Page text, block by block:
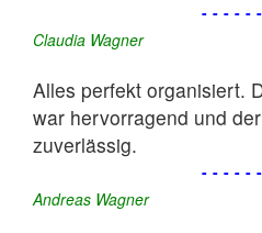
Claudia Wagner
Alles perfekt organisiert.
war hervorragend und
zuverlässig.
Andreas Wagner